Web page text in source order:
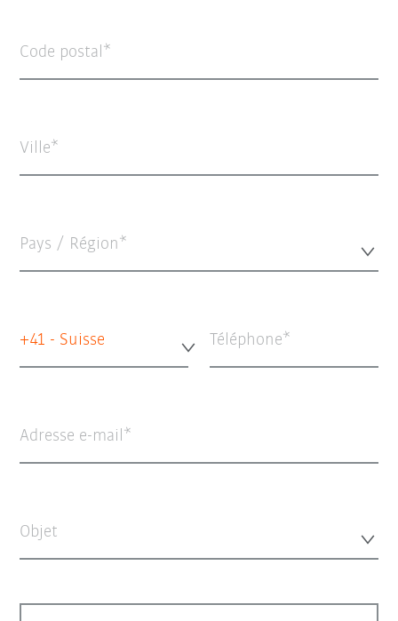
Code postal
Ville
Pays / Région*
+41 - Suisse Téléphone
Adresse e-mail
Objet